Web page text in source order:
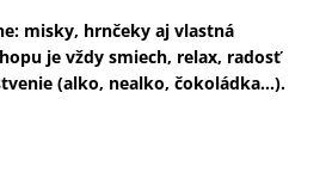
misky, hrnčeky aj vlastná
je vždy smiech, relax, radosť
(alko, nealko, čokoládka…).